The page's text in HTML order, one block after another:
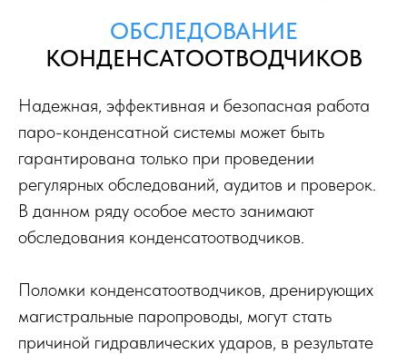
ОБСЛЕДОВАНИЕ
КОНДЕНСАТООТВОДЧИКОВ
Надежная, эффективная и безопасная работа
паро-конденсатной системы может быть
гарантирована только при проведении
регулярных обследований, аудитов и проверок.
В данном ряду особое место занимают
обследования конденсатоотводчиков.
Поломки конденсатоотводчиков, дренирующих
магистральные паропроводы, могут стать
причиной гидравлических ударов, в результате